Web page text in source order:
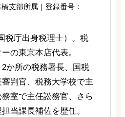
支部所属｜登録番号：
税庁出身税理士）。税
の東京本店代表。
か所の税務署長、国税
判官、税務大学校で主
室で主任訟務官、さら
当課長補佐を歴任。